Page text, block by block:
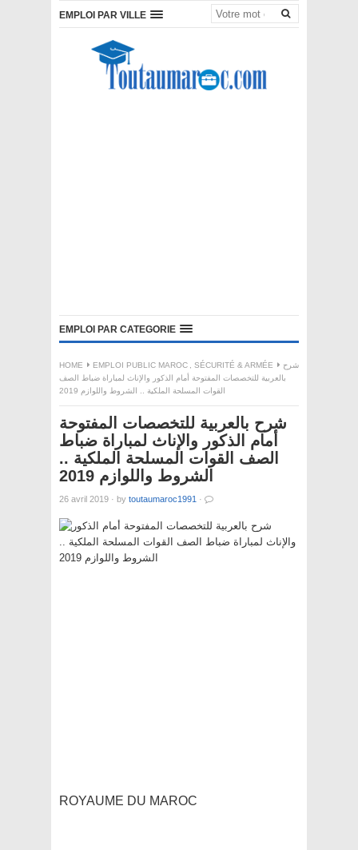
EMPLOI PAR VILLE
EMPLOI PAR CATEGORIE
HOME EMPLOI PUBLIC MAROC , SÉCURITÉ & ARMÉE
شرح
بالعربية للتخصصات المفتوحة أمام الذكور والإناث لمباراة ضباط الصف
القوات المسلحة الملكية .. الشروط واللوازم 2019
شرح بالعربية للتخصصات المفتوحة
أمام الذكور والإناث لمباراة ضباط
الصف القوات المسلحة الملكية ..
الشروط واللوازم 2019
26 avril 2019 · by toutaumaroc1991 ·
ROYAUME DU MAROC